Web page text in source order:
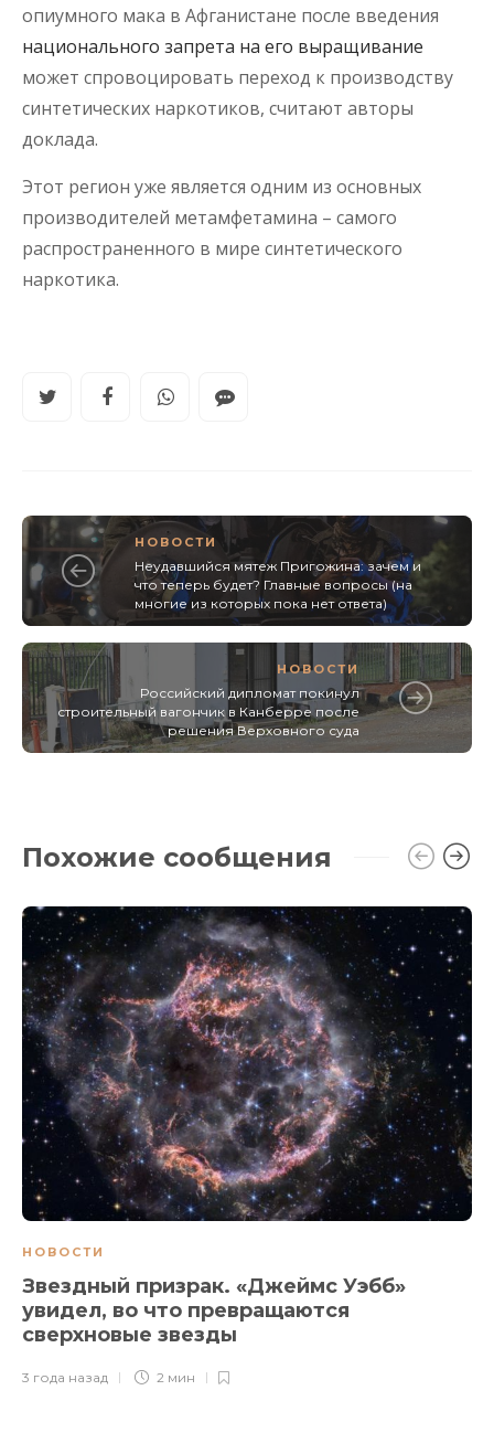
опиумного мака в Афганистане после введения
национального запрета на его выращивание
может спровоцировать переход к производству
синтетических наркотиков, считают авторы
доклада.
Этот регион уже является одним из основных
производителей метамфетамина – самого
распространенного в мире синтетического
наркотика.
НОВОСТИ
Неудавшийся мятеж Пригожина: зачем и
что теперь будет? Главные вопросы (на
многие из которых пока нет ответа)
НОВОСТИ
Российский дипломат покинул
строительный вагончик в Канберре после
решения Верховного суда
Похожие сообщения
НОВОСТИ
Звездный призрак. «Джеймс Уэбб»
увидел, во что превращаются
сверхновые звезды
3 года назад 2 мин